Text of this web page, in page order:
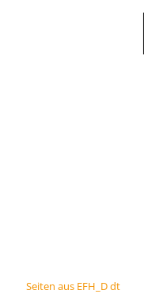
Seiten aus EFH_D dt